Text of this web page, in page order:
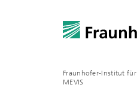
Fraunhofer-Institut
MEVIS